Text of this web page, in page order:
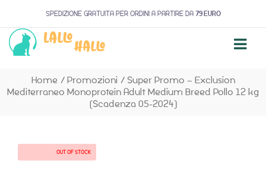
SPEDIZIONE GRATUITA PER ORDINI A PARTIRE DA 79 EURO
Home / Promozioni / Super Promo – Exclusion
Mediterraneo Monoprotein Adult Medium Breed Pollo 12 kg
(Scadenza 05-2024)
OUT OF STOCK